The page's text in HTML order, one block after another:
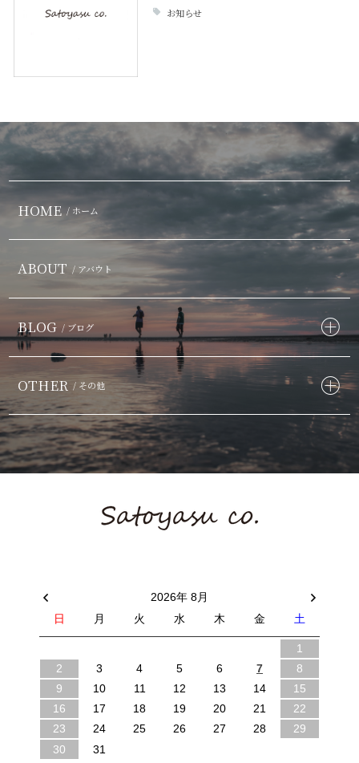
お知らせ
HOME / ホーム
ABOUT / アバウト
BLOG / ブログ
OTHER / その他
2026年 8月
日
月 火 水 木 金 土
1
2
3 4 5 6 7
8
9
10 11 12 13 14
15
16
17 18 19 20 21
22
23
24 25 26 27 28
29
30
31